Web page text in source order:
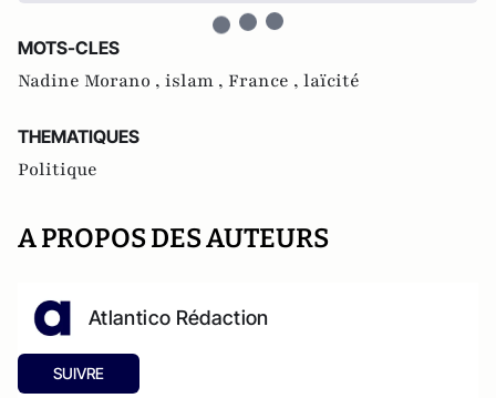
MOTS-CLES
Nadine Morano , islam , France , laïcité
THEMATIQUES
Politique
A PROPOS DES AUTEURS
Atlantico Rédaction
SUIVRE